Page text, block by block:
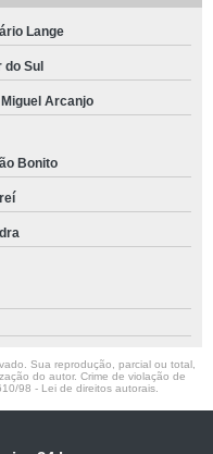
Lange
do Sul
Arcanjo
Bonito
Sua reprodução, parcial ou total,
do autor. Crime de violação de
98 - Lei de direitos autorais